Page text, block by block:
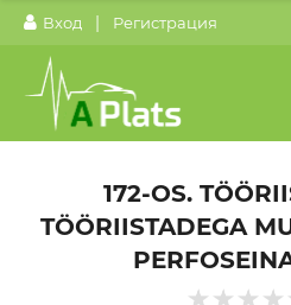
Вход | Регистрация
172-OS.
TÖÖRIISTADEGA